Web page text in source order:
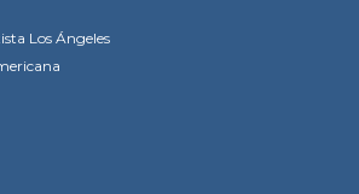
Los Ángeles